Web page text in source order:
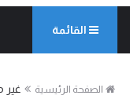
القائمة
الصفحة الرئيسية